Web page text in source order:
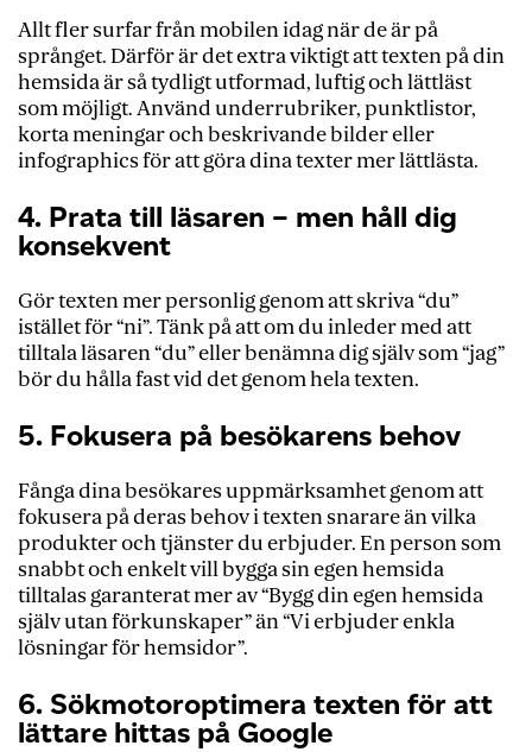
Allt fler surfar från mobilen idag när de är på
språnget. Därför är det extra viktigt att texten på din
hemsida är så tydligt utformad, luftig och lättläst
som möjligt.Använd underrubriker, punktlistor,
korta meningar och beskrivande bilder eller
infographics för att göra dina texter mer lättlästa.
4. Prata till läsaren – men håll dig
konsekvent
Gör texten mer personlig genom att skriva “du”
istället för “ni”. Tänk på att om du inleder med att
tilltala läsaren “du” eller benämna dig själv som “jag”
bör du hålla fast vid det genom hela texten.
5. Fokusera på besökarens behov
Fånga dina besökares uppmärksamhet genom att
fokusera på deras behov i texten snarare än vilka
produkter och tjänster du erbjuder. En person som
snabbt och enkelt vill bygga sin egen hemsida
tilltalas garanterat mer av “Bygg din egen hemsida
själv utan förkunskaper” än “Vi erbjuder enkla
lösningar för hemsidor”.
6. Sökmotoroptimera texten för att
lättare hittas på Google